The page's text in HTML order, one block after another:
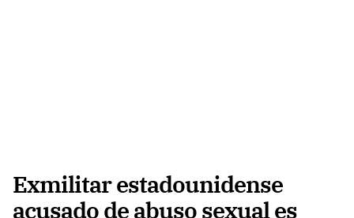
Exmilitar estadounidense
acusado de abuso sexual es